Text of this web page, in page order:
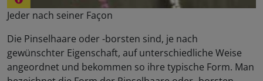
Jeder nach seiner Façon
Die Pinselhaare oder -borsten sind, je nach
gewünschter Eigenschaft, auf unterschiedliche Weise
angeordnet und bekommen so ihre typische Form. Man